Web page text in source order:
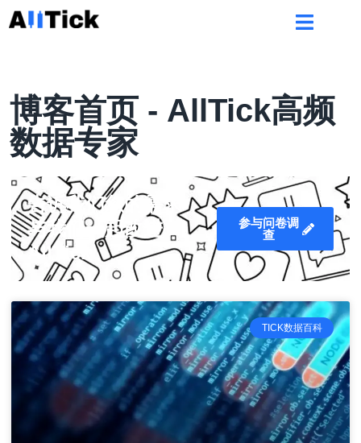
博客首页 - AllTick高频
数据专家
告诉我们您的需求
与我们一起改进
AllTick
参与问卷调
查
TICK数据百科